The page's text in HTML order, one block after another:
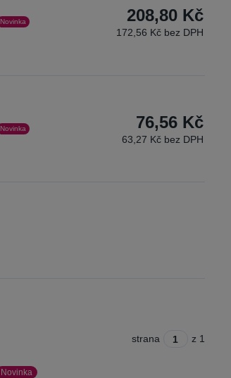
Novinka 208,80 Kč
172,56 Kč bez DPH
Novinka 76,56 Kč
63,27 Kč bez DPH
strana z 1
Novinka